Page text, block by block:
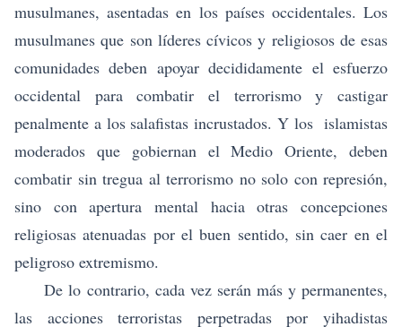
musulmanes, asentadas en los países occidentales. Los
musulmanes que son líderes cívicos y religiosos de esas
comunidades deben apoyar decididamente el esfuerzo
occidental para combatir el terrorismo y castigar
penalmente a los salafistas incrustados. Y los islamistas
moderados que gobiernan el Medio Oriente, deben
combatir sin tregua al terrorismo no solo con represión,
sino con apertura mental hacia otras concepciones
religiosas atenuadas por el buen sentido, sin caer en el
peligroso extremismo.
De lo contrario, cada vez serán más y permanentes,
las acciones terroristas perpetradas por yihadistas